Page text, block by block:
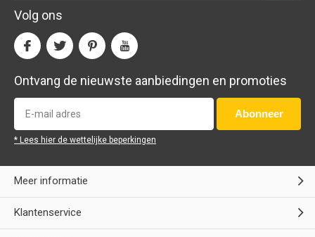
Volg ons
Ontvang de nieuwste aanbiedingen en promoties
Abonneer
* Lees hier de wettelijke beperkingen
Meer informatie
Klantenservice